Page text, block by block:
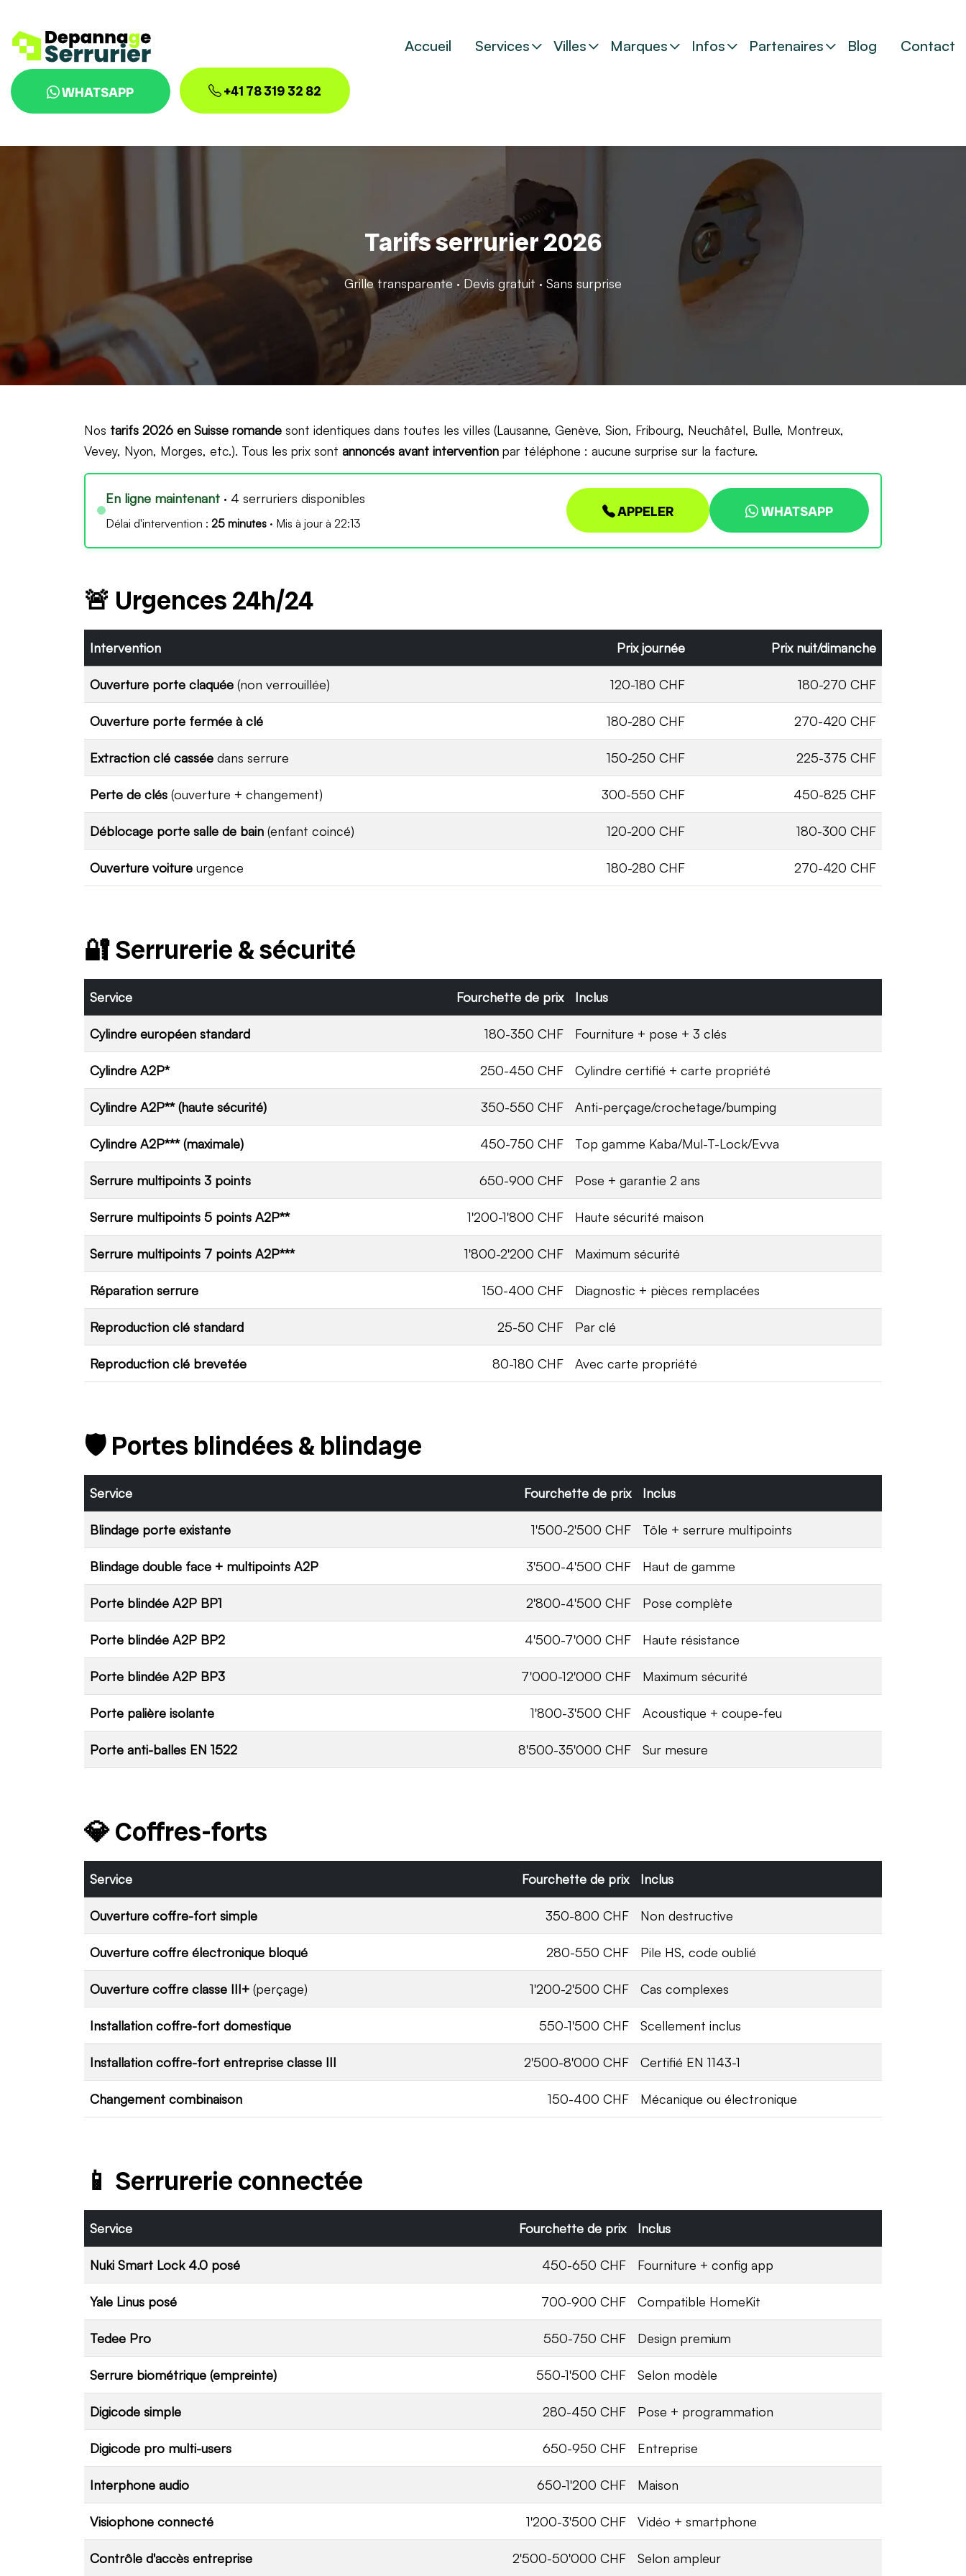
Accueil Services Villes Marques Infos Partenaires Blog Contact
WHATSAPP +41 78 319 32 82
Tarifs serrurier 2026
Grille transparente · Devis gratuit · Sans surprise
Nos tarifs 2026 en Suisse romande sont identiques dans toutes les villes (Lausanne, Genève, Sion, Fribourg, Neuchâtel, Bulle, Montreux,
Vevey, Nyon, Morges, etc.). Tous les prix sont annoncés avant intervention par téléphone : aucune surprise sur la facture.
En ligne maintenant · 4 serruriers disponibles
Délai d'intervention : 25 minutes · Mis à jour à 22:13
APPELER WHATSAPP
🚨 Urgences 24h/24
Intervention Prix journée Prix nuit/dimanche
Ouverture porte claquée (non verrouillée) 120-180 CHF 180-270 CHF
Ouverture porte fermée à clé 180-280 CHF 270-420 CHF
Extraction clé cassée dans serrure 150-250 CHF 225-375 CHF
Perte de clés (ouverture + changement) 300-550 CHF 450-825 CHF
Déblocage porte salle de bain (enfant coincé) 120-200 CHF 180-300 CHF
Ouverture voiture urgence 180-280 CHF 270-420 CHF
🔐 Serrurerie & sécurité
Service Fourchette de prix Inclus
Cylindre européen standard 180-350 CHF Fourniture + pose + 3 clés
Cylindre A2P* 250-450 CHF Cylindre certifié + carte propriété
Cylindre A2P** (haute sécurité) 350-550 CHF Anti-perçage/crochetage/bumping
Cylindre A2P*** (maximale) 450-750 CHF Top gamme Kaba/Mul-T-Lock/Evva
Serrure multipoints 3 points 650-900 CHF Pose + garantie 2 ans
Serrure multipoints 5 points A2P** 1'200-1'800 CHF Haute sécurité maison
Serrure multipoints 7 points A2P*** 1'800-2'200 CHF Maximum sécurité
Réparation serrure 150-400 CHF Diagnostic + pièces remplacées
Reproduction clé standard 25-50 CHF Par clé
Reproduction clé brevetée 80-180 CHF Avec carte propriété
🛡️ Portes blindées & blindage
Service Fourchette de prix Inclus
Blindage porte existante 1'500-2'500 CHF Tôle + serrure multipoints
Blindage double face + multipoints A2P 3'500-4'500 CHF Haut de gamme
Porte blindée A2P BP1 2'800-4'500 CHF Pose complète
Porte blindée A2P BP2 4'500-7'000 CHF Haute résistance
Porte blindée A2P BP3 7'000-12'000 CHF Maximum sécurité
Porte palière isolante 1'800-3'500 CHF Acoustique + coupe-feu
Porte anti-balles EN 1522 8'500-35'000 CHF Sur mesure
💎 Coffres-forts
Service Fourchette de prix Inclus
Ouverture coffre-fort simple 350-800 CHF Non destructive
Ouverture coffre électronique bloqué 280-550 CHF Pile HS, code oublié
Ouverture coffre classe III+ (perçage) 1'200-2'500 CHF Cas complexes
Installation coffre-fort domestique 550-1'500 CHF Scellement inclus
Installation coffre-fort entreprise classe III 2'500-8'000 CHF Certifié EN 1143-1
Changement combinaison 150-400 CHF Mécanique ou électronique
📱 Serrurerie connectée
Service Fourchette de prix Inclus
Nuki Smart Lock 4.0 posé 450-650 CHF Fourniture + config app
Yale Linus posé 700-900 CHF Compatible HomeKit
Tedee Pro 550-750 CHF Design premium
Serrure biométrique (empreinte) 550-1'500 CHF Selon modèle
Digicode simple 280-450 CHF Pose + programmation
Digicode pro multi-users 650-950 CHF Entreprise
Interphone audio 650-1'200 CHF Maison
Visiophone connecté 1'200-3'500 CHF Vidéo + smartphone
Contrôle d'accès entreprise 2'500-50'000 CHF Selon ampleur